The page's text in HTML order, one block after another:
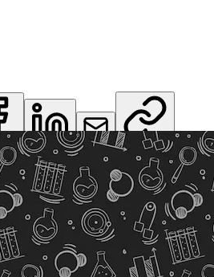
LinkedIn Email Copy Link